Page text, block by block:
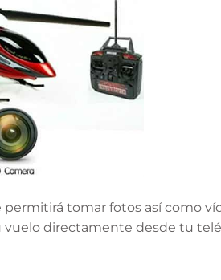
tomar fotos así como
directamente desde tu